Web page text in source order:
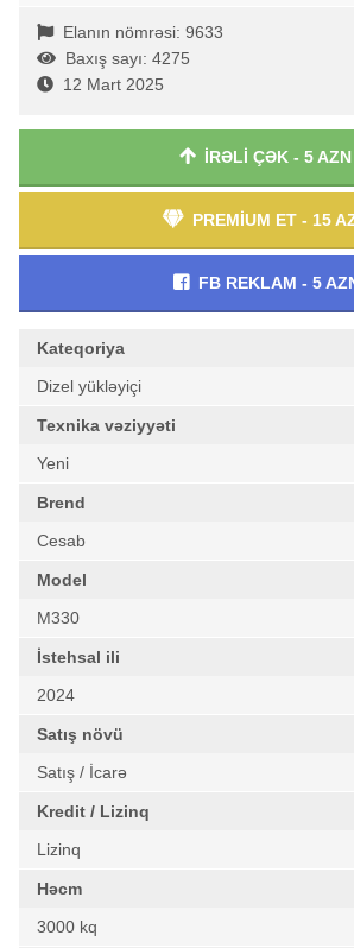
Elanın nömrəsi: 9633
Baxış sayı: 4275
12 Mart 2025
İRƏLİ ÇƏK - 5 AZN
PREMİUM ET - 15
FB REKLAM - 5
Kateqoriya
Dizel yükləyiçi
Texnika vəziyyəti
Yeni
Brend
Cesab
Model
M330
İstehsal ili
2024
Satış növü
Satış / İcarə
Kredit / Lizinq
Lizinq
Həcm
3000 kq